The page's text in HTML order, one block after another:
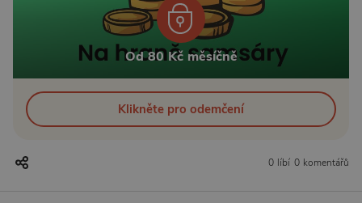
Od 80 Kč měsíčně
Klikněte pro odemčení
0 líbí 0 komentářů